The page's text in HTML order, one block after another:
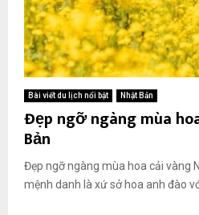
Bài viết du lịch nổi bật Nhật Bản
Đẹp ngỡ ngàng mùa
Bản
Đẹp ngỡ ngàng mùa hoa cải vàng
mệnh danh là xứ sở hoa anh đào